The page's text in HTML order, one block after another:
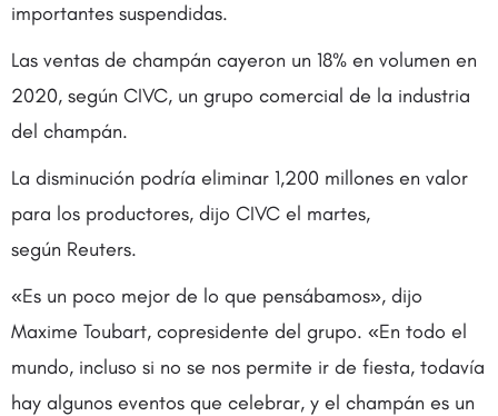
importantes suspendidas.
Las ventas de champán cayeron un 18% en volumen en
2020, según CIVC, un grupo comercial de la industria
del champán.
La disminución podría eliminar 1,200 millones en valor
para los productores, dijo CIVC el martes,
según Reuters.
«Es un poco mejor de lo que pensábamos», dijo
Maxime Toubart, copresidente del grupo. «En todo el
mundo, incluso si no se nos permite ir de fiesta, todavía
hay algunos eventos que celebrar, y el champán es un